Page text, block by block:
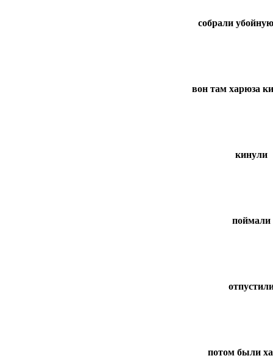
собрали
вон там харюза
кинули
поймали
потом были